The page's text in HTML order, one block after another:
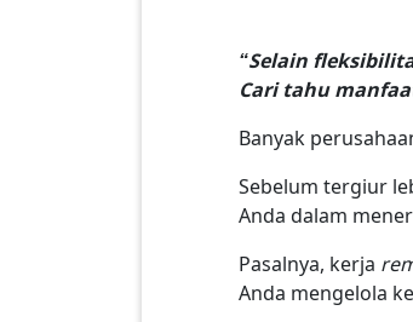
“Selain
Cari tahu
Banyak
Sebelum tergiur
Anda dalam
Pasalnya, kerja
Anda mengelola